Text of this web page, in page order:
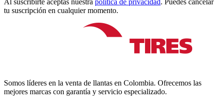
tu suscripción en cualquier momento.
Somos líderes en la venta de llantas en Colombia. Ofrecemos las
mejores marcas con garantía y servicio especializado.